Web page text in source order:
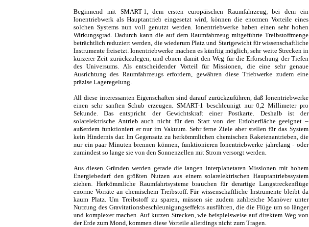
Beginnend mit SMART-1, dem ersten europäischen Raumfahrzeug, bei dem ein
Ionentriebwerk als Hauptantrieb eingesetzt wird, können die enormen Vorteile eines
solchen Systems nun voll genutzt werden. Ionentriebwerke haben einen sehr hohen
Wirkungsgrad. Dadurch kann die auf dem Raumfahrzeug mitgeführte Treibstoffmenge
beträchtlich reduziert werden, die wiederum Platz und Startgewicht für wissenschaftliche
Instrumente freisetzt. Ionentriebwerke machen es künftig möglich, sehr weite Strecken in
kürzerer Zeit zurückzulegen, und ebnen damit den Weg für die Erforschung der Tiefen
des Universums. Als entscheidender Vorteil für Missionen, die eine sehr genaue
Ausrichtung des Raumfahrzeugs erfordern, gewähren diese Triebwerke zudem eine
präzise Lageregelung.
All diese interessanten Eigenschaften sind darauf zurückzuführen, daß Ionentriebwerke
einen sehr sanften Schub erzeugen. SMART-1 beschleunigt nur 0,2 Millimeter pro
Sekunde. Das entspricht der Gewichtskraft einer Postkarte. Deshalb ist der
solarelektrische Antrieb auch nicht für den Start von der Erdoberfläche geeignet –
außerdem funktioniert er nur im Vakuum. Sehr ferne Ziele aber stellen für das System
kein Hindernis dar. Im Gegensatz zu herkömmlichen chemischen Raketenantrieben, die
nur ein paar Minuten brennen können, funktionieren Ionentriebwerke jahrelang - oder
zumindest so lange sie von den Sonnenzellen mit Strom versorgt werden.
Aus diesen Gründen werden gerade die langen interplanetaren Missionen mit hohem
Energiebedarf den größten Nutzen aus einem solarelektrischen Hauptantriebssystem
ziehen. Herkömmliche Raumfahrtsysteme brauchen für derartige Langstreckenflüge
enorme Vorräte an chemischem Treibstoff. Für wissenschaftliche Instrumente bleibt da
kaum Platz. Um Treibstoff zu sparen, müssen sie zudem zahlreiche Manöver unter
Nutzung des Gravitationsbeschleunigungseffekts ausführen, die die Flüge um so länger
und komplexer machen. Auf kurzen Strecken, wie beispielsweise auf direktem Weg von
der Erde zum Mond, kommen diese Vorteile allerdings nicht zum Tragen.